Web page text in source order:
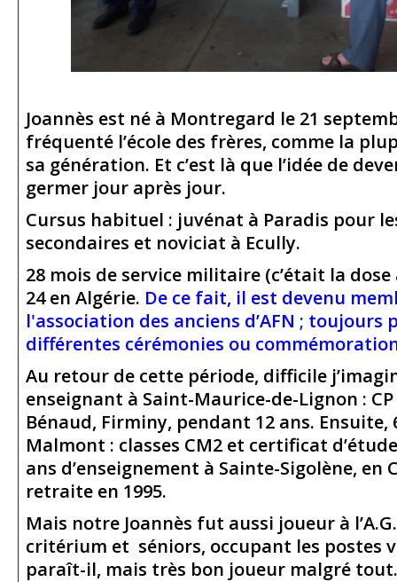
Joannès est né à Montregard le 21
fréquenté l’école des frères, comme la
sa génération. Et c’est là que l’idée de
germer jour après jour.
Cursus habituel : juvénat à Paradis pour
secondaires et noviciat à Ecully.
28 mois de service militaire (c’était la dose
24 en Algérie. De ce fait, il est devenu
l'association des anciens d’AFN ; toujours
différentes cérémonies ou
Au retour de cette période, difficile
enseignant à Saint-Maurice-de-Lignon : CP
Bénaud, Firminy, pendant 12 ans. Ensuite,
Malmont : classes CM2 et certificat
ans d’enseignement à Sainte-Sigolène, en
retraite en 1995.
Mais notre Joannès fut aussi joueur à
critérium et séniors, occupant les postes
paraît-il, mais très bon joueur malgré tout.